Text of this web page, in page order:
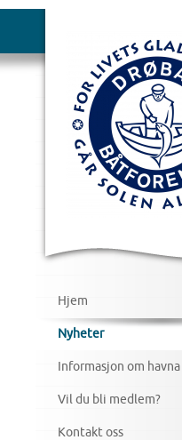
Hjem
Nyheter
Informasjon om havna
Vil du bli medlem?
Kontakt oss